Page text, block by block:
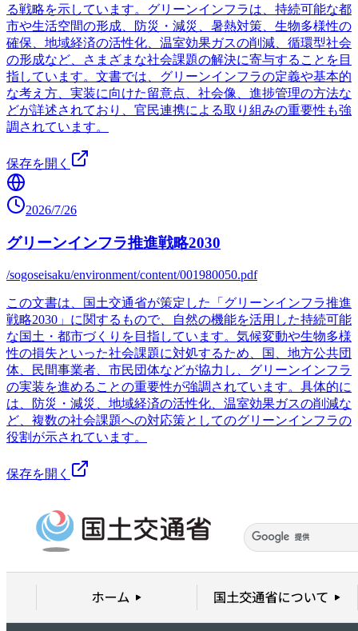
る戦略を示しています。グリーンインフラは、持続可能な都
市や生活空間の形成、防災・減災、暑熱対策、生物多様性の
確保、地域経済の活性化、温室効果ガスの削減、循環型社会
の形成など、さまざまな社会課題の解決に寄与することを目
指しています。文書では、グリーンインフラの定義や基本的
な考え方、実装に向けた留意点、社会像、進捗管理の方法な
どが詳述されており、官民連携による取り組みの重要性も強
調されています。
保存を開く
2026/7/26
グリーンインフラ推進戦略2030
/sogoseisaku/environment/content/001980050.pdf
この文書は、国土交通省が策定した「グリーンインフラ推進
戦略2030」に関するもので、自然の機能を活用した持続可能
な国土・都市づくりを目指しています。気候変動や生物多様
性の損失といった社会課題に対処するため、国、地方公共団
体、民間事業者、市民団体などが協力し、グリーンインフラ
の実装を進めることの重要性が強調されています。具体的に
は、防災・減災、地域経済の活性化、温室効果ガスの削減な
ど、複数の社会課題への対応策としてのグリーンインフラの
役割が示されています。
保存を開く